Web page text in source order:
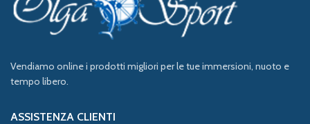
Vendiamo online i prodotti migliori per le tue immersioni, nuoto e
tempo libero.
ASSISTENZA CLIENTI